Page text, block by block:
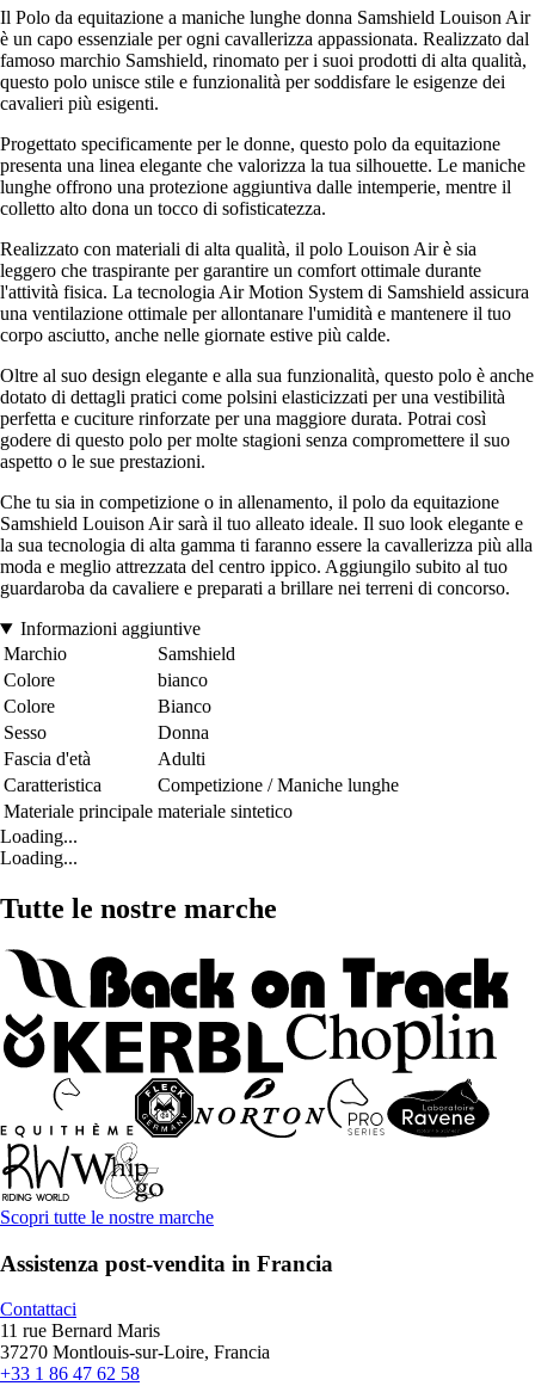
Il Polo da equitazione a maniche lunghe donna Samshield Louison Air
è un capo essenziale per ogni cavallerizza appassionata. Realizzato dal
famoso marchio Samshield, rinomato per i suoi prodotti di alta qualità,
questo polo unisce stile e funzionalità per soddisfare le esigenze dei
cavalieri più esigenti.
Progettato specificamente per le donne, questo polo da equitazione
presenta una linea elegante che valorizza la tua silhouette. Le maniche
lunghe offrono una protezione aggiuntiva dalle intemperie, mentre il
colletto alto dona un tocco di sofisticatezza.
Realizzato con materiali di alta qualità, il polo Louison Air è sia
leggero che traspirante per garantire un comfort ottimale durante
l'attività fisica. La tecnologia Air Motion System di Samshield assicura
una ventilazione ottimale per allontanare l'umidità e mantenere il tuo
corpo asciutto, anche nelle giornate estive più calde.
Oltre al suo design elegante e alla sua funzionalità, questo polo è anche
dotato di dettagli pratici come polsini elasticizzati per una vestibilità
perfetta e cuciture rinforzate per una maggiore durata. Potrai così
godere di questo polo per molte stagioni senza compromettere il suo
aspetto o le sue prestazioni.
Che tu sia in competizione o in allenamento, il polo da equitazione
Samshield Louison Air sarà il tuo alleato ideale. Il suo look elegante e
la sua tecnologia di alta gamma ti faranno essere la cavallerizza più alla
moda e meglio attrezzata del centro ippico. Aggiungilo subito al tuo
guardaroba da cavaliere e preparati a brillare nei terreni di concorso.
Informazioni aggiuntive
Marchio
Samshield
Colore
bianco
Colore
Bianco
Sesso
Donna
Fascia d'età
Adulti
Caratteristica
Competizione / Maniche lunghe
Materiale principale materiale sintetico
Loading...
Loading...
Tutte le nostre marche
Scopri tutte le nostre marche
Assistenza post-vendita in Francia
Contattaci
11 rue Bernard Maris
37270 Montlouis-sur-Loire, Francia
+33 1 86 47 62 58